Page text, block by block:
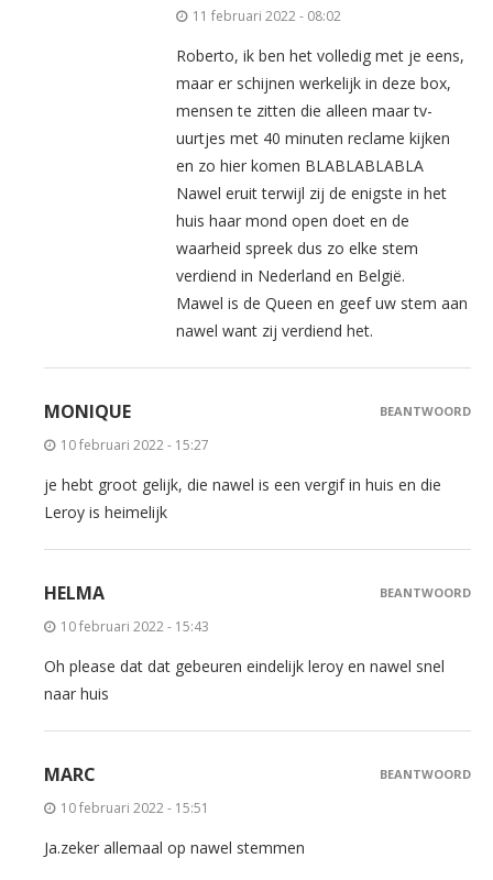
11 februari 2022 - 08:02
Roberto, ik ben het volledig met je eens,
maar er schijnen werkelijk in deze box,
mensen te zitten die alleen maar tv-
uurtjes met 40 minuten reclame kijken
en zo hier komen BLABLABLABLA
Nawel eruit terwijl zij de enigste in het
huis haar mond open doet en de
waarheid spreek dus zo elke stem
verdiend in Nederland en België.
Mawel is de Queen en geef uw stem aan
nawel want zij verdiend het.
MONIQUE
10 februari 2022 - 15:27
je hebt groot gelijk, die nawel is een vergif in huis en die
Leroy is heimelijk
BEANTWOORD
HELMA
10 februari 2022 - 15:43
Oh please dat dat gebeuren eindelijk leroy en nawel snel
naar huis
BEANTWOORD
MARC
10 februari 2022 - 15:51
Ja.zeker allemaal op nawel stemmen
BEANTWOORD